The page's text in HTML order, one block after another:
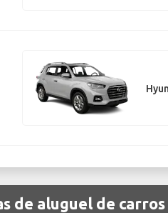
de aluguel de